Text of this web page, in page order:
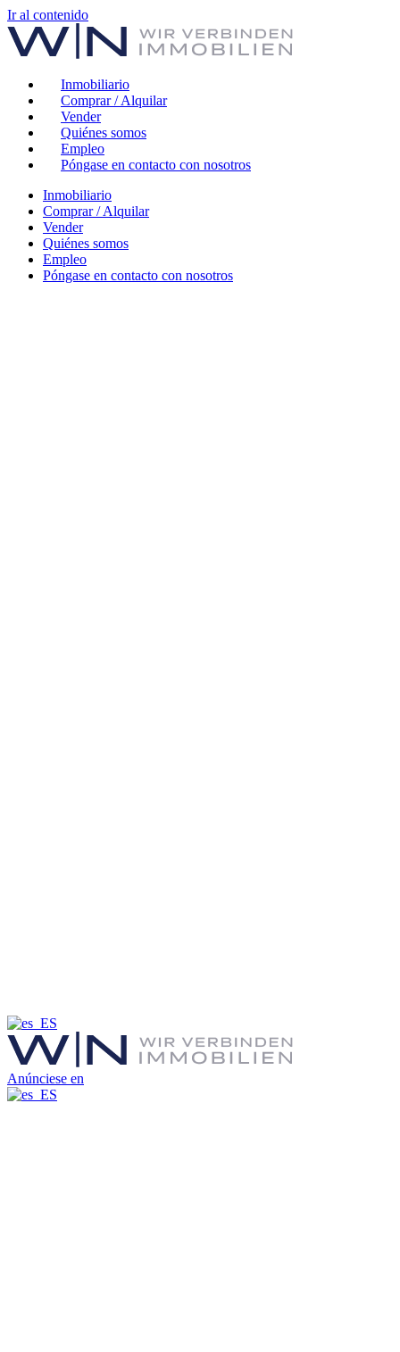
Ir al contenido
Inmobiliario
Comprar / Alquilar
Vender
Quiénes somos
Empleo
Póngase en contacto con nosotros
Inmobiliario
Comprar / Alquilar
Vender
Quiénes somos
Empleo
Póngase en contacto con nosotros
Anúnciese en